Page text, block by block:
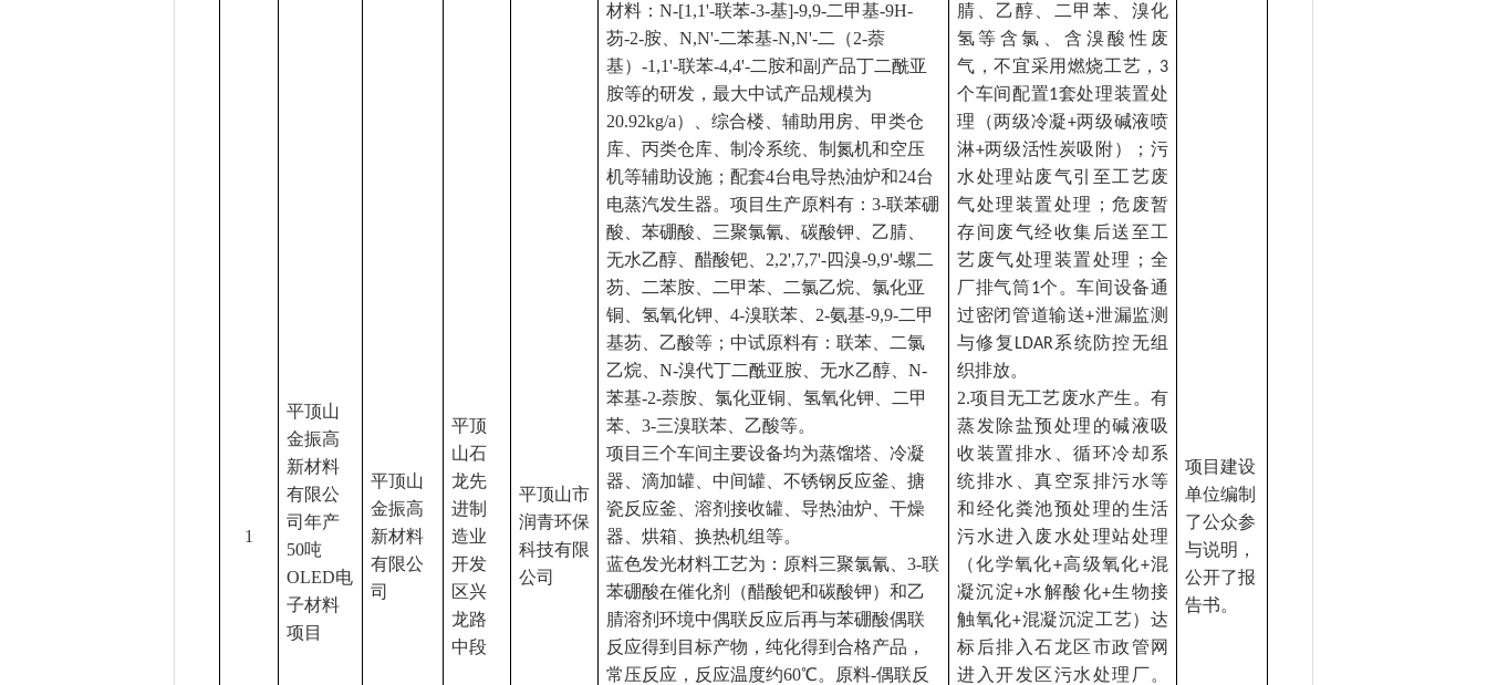
1
平顶山
金振高
新材料
有限公
司年产
50吨
OLED电
子材料
项目
平顶山
金振高
新材料
有限公
司
平顶
山石
龙先
进制
造业
开发
区兴
龙路
中段
平顶山市
润青环保
科技有限
公司
材料：N-[1,1'-联苯-3-基]-9,9-二甲基-9H-
芴-2-胺、N,N'-二苯基-N,N'-二（2-萘
基）-1,1'-联苯-4,4'-二胺和副产品丁二酰亚
胺等的研发，最大中试产品规模为
20.92kg/a）、综合楼、辅助用房、甲类仓
库、丙类仓库、制冷系统、制氮机和空压
机等辅助设施；配套4台电导热油炉和24台
电蒸汽发生器。项目生产原料有：3-联苯硼
酸、苯硼酸、三聚氯氰、碳酸钾、乙腈、
无水乙醇、醋酸钯、2,2',7,7'-四溴-9,9'-螺二
芴、二苯胺、二甲苯、二氯乙烷、氯化亚
铜、氢氧化钾、4-溴联苯、2-氨基-9,9-二甲
基芴、乙酸等；中试原料有：联苯、二氯
乙烷、N-溴代丁二酰亚胺、无水乙醇、N-
苯基-2-萘胺、氯化亚铜、氢氧化钾、二甲
苯、3-三溴联苯、乙酸等。
项目三个车间主要设备均为蒸馏塔、冷凝
器、滴加罐、中间罐、不锈钢反应釜、搪
瓷反应釜、溶剂接收罐、导热油炉、干燥
器、烘箱、换热机组等。
蓝色发光材料工艺为：原料三聚氯氰、 3-联
苯硼酸在催化剂（醋酸钯和碳酸钾）和乙
腈溶剂环境中偶联反应后再与苯硼酸偶联
反应得到目标产物，纯化得到合格产品，
常压反应，反应温度约60℃。原料-偶联反
腈、乙醇、二甲苯、溴化
氢等含氯、含溴酸性废
气，不宜采用燃烧工艺， 3
个车间配置1套处理装置处
理（两级冷凝+两级碱液喷
淋+两级活性炭吸附）；污
水处理站废气引至工艺废
气处理装置处理；危废暂
存间废气经收集后送至工
艺废气处理装置处理；全
厂排气筒1个。车间设备通
过密闭管道输送+泄漏监测
与修复 LDAR系统防控无组
织排放。
2.项目无工艺废水产生。有
蒸发除盐预处理的碱液吸
收装置排水、循环冷却系
统排水、真空泵排污水等
和经化粪池预处理的生活
污水进入废水处理站处理
（化学氧化+高级氧化+混
凝沉淀+水解酸化+生物接
触氧化+混凝沉淀工艺）达
标后排入石龙区市政管网
进入开发区污水处理厂。
项目建设
单位编制
了公众参
与说明，
公开了报
告书。